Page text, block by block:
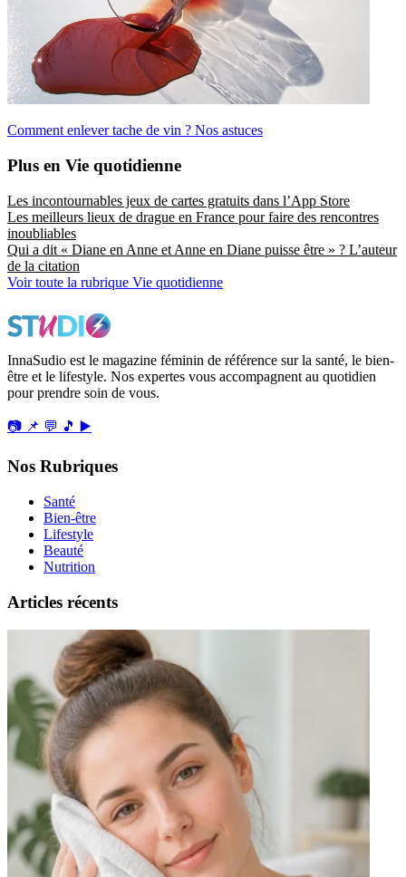
Comment enlever tache de vin ? Nos astuces
Plus en Vie quotidienne
Les incontournables jeux de cartes gratuits dans l’App Store
Les meilleurs lieux de drague en France pour faire des rencontres
inoubliables
Qui a dit « Diane en Anne et Anne en Diane puisse être » ? L’auteur
de la citation
Voir toute la rubrique Vie quotidienne
InnaSudio est le magazine féminin de référence sur la santé, le bien-
être et le lifestyle. Nos expertes vous accompagnent au quotidien
pour prendre soin de vous.
📷 📌 💬 🎵 ▶️
Nos Rubriques
Santé
Bien-être
Lifestyle
Beauté
Nutrition
Articles récents